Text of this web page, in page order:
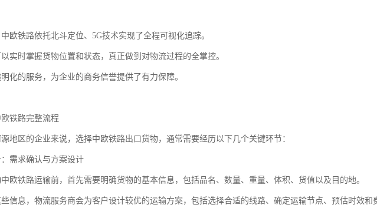
欧铁路依托北斗定位、5G技术实现了全程可视化追踪。
实时掌握货物位置和状态，真正做到对物流过程的全掌控。
化的服务，为企业的商务信誉提供了有力保障。
铁路完整流程
地区的企业来说，选择中欧铁路出口货物，通常需要经历以下几个关键环节：
需求确认与方案设计
欧铁路运输前，首先需要明确货物的基本信息，包括品名、数量、重量、体积、货值以及目的地。
信息，物流服务商会为客户设计较优的运输方案，包括选择合适的线路、确定运输节点、预估时效和